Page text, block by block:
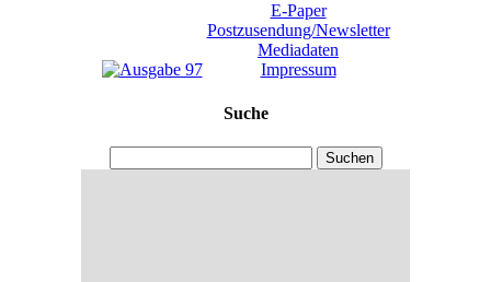
E-Paper
Postzusendung/Newsletter
Mediadaten
Impressum
Suche
Suchen